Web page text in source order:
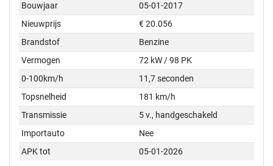
Bouwjaar
05-01-2017
Nieuwprijs
€ 20.056
Brandstof
Benzine
Vermogen
72 kW / 98 PK
0-100km/h
11,7 seconden
Topsnelheid
181 km/h
Transmissie
5 v., handgeschakeld
Importauto
Nee
APK tot
05-01-2026